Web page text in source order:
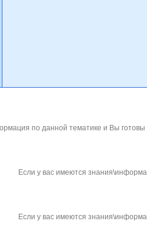
по данной тематике и Вы готовы
Если у вас имеются
Если у вас имеются